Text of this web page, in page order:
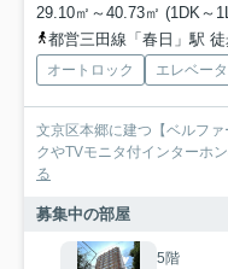
29.10㎡～40.73㎡ (1DK～
都営三田線「春日」駅
オートロック エレベー
文京区本郷に建つ【ベルフ
クやTVモニタ付インターホ
る
募集中の部屋
5階